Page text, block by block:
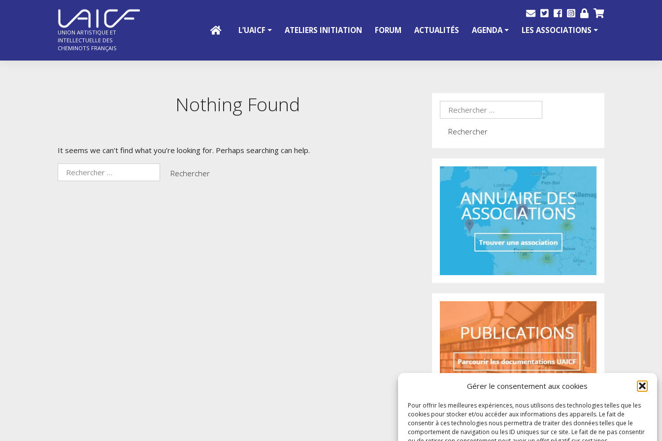
Gérer le consentement aux cookies
Pour offrir les meilleures expériences, nous utilisons des technologies telles que les
cookies pour stocker et/ou accéder aux informations des appareils. Le fait de
consentir à ces technologies nous permettra de traiter des données telles que le
comportement de navigation ou les ID uniques sur ce site. Le fait de ne pas consentir
UNION ARTISTIQUE ET
INTELLECTUELLE DES
CHEMINOTS FRANÇAIS
L’UAICF ATELIERS INITIATION FORUM ACTUALITÉS AGENDA LES ASSOCIATIONS
Nothing Found
It seems we can’t find what you’re looking for. Perhaps searching can help.